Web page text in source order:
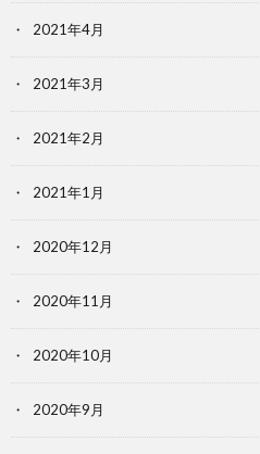
2021年4月
2021年3月
2021年2月
2021年1月
2020年12月
2020年11月
2020年10月
2020年9月